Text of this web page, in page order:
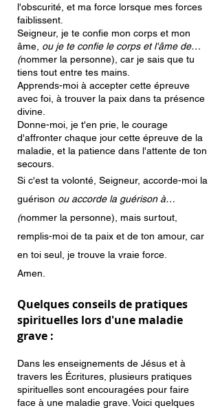
l'obscurité, et ma force lorsque mes forces
faiblissent.
Seigneur, je te confie mon corps et mon
âme, ou je te confie le corps et l'âme de…
(nommer la personne), car je sais que tu
tiens tout entre tes mains.
Apprends-moi à accepter cette épreuve
avec foi, à trouver la paix dans ta présence
divine.
Donne-moi, je t'en prie, le courage
d'affronter chaque jour cette épreuve de la
maladie, et la patience dans l'attente de ton
secours.
Si c'est ta volonté, Seigneur, accorde-moi la
guérison ou accorde la guérison à…
(nommer la personne), mais surtout,
remplis-moi de ta paix et de ton amour, car
en toi seul, je trouve la vraie force.
Amen.
Quelques conseils de pratiques
spirituelles lors d'une maladie
grave :
Dans les enseignements de Jésus et à
travers les Écritures, plusieurs pratiques
spirituelles sont encouragées pour faire
face à une maladie grave. Voici quelques